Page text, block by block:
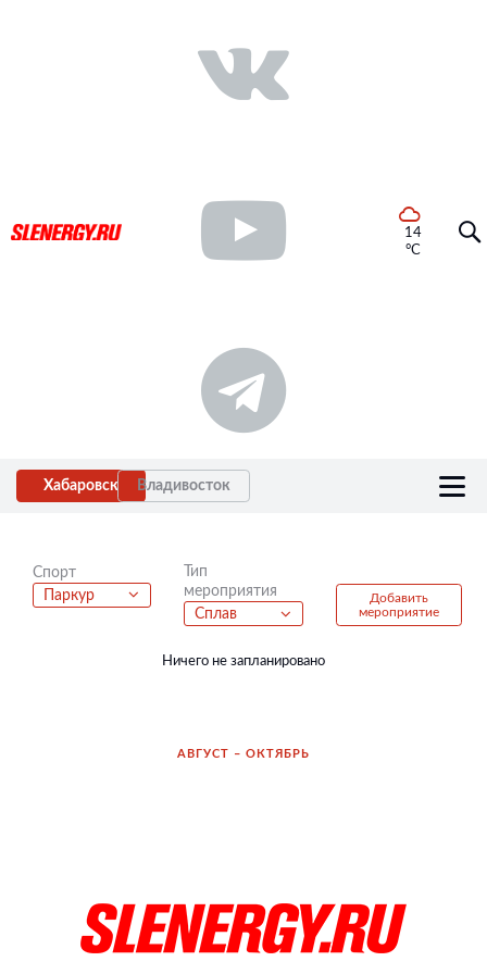
14
°C
Хабаровск Владивосток
Спорт
Паркур
Тип
мероприятия
Сплав
Добавить
мероприятие
Ничего не запланировано
АВГУСТ – ОКТЯБРЬ